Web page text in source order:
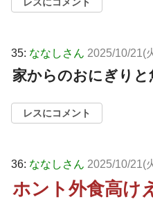
35: ななしさん 2025/10/21(
家からのおにぎりと
レスにコメント
36: ななしさん 2025/10/21(
ホント外食高け